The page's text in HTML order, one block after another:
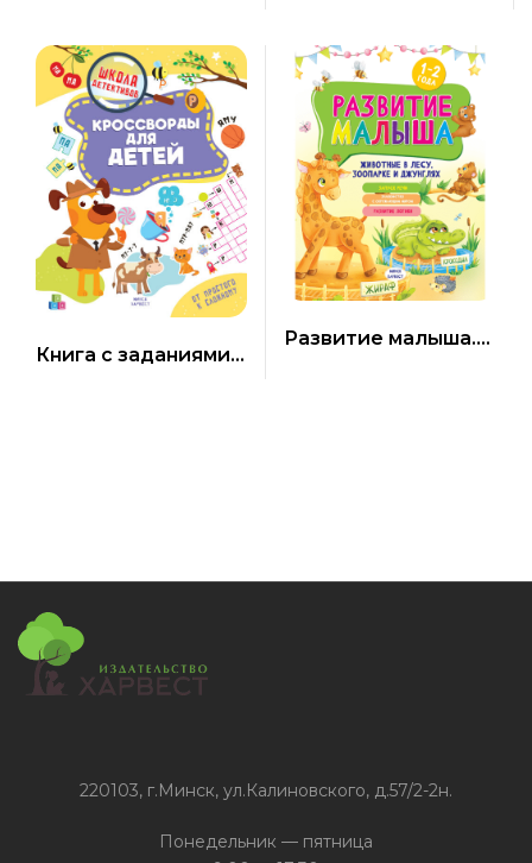
Братьев Гримм, Х. К.
Андерсен
Книга с заданиями
Развитие малыша.
220103, г.Минск, ул.Калиновского, д.57/2-2н.
Понедельник — пятница